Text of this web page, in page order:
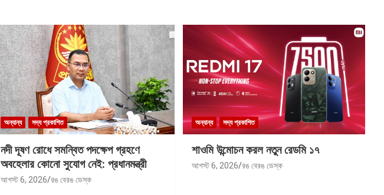
অন্যান্য সদ্য প্রকাশিত
নদী দূষণ রোধে সমন্বিত পদক্ষেপ গ্রহণে
অবহেলার কোনো সুযোগ নেই: প্রধানমন্ত্রী
আগস্ট 6, 2026 রঙ বেরঙ ডেস্ক
অন্যান্য সদ্য প্রকাশিত
শাওমি উন্মোচন করল নতুন রেডমি ১৭
আগস্ট 6, 2026 রঙ বেরঙ ডেস্ক